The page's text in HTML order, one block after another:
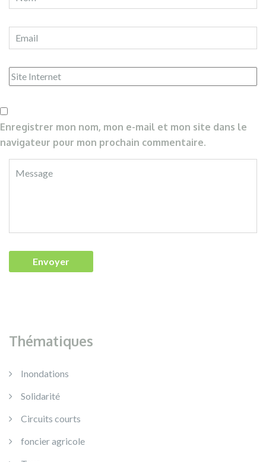
Enregistrer mon nom, mon e-mail et mon site dans le
navigateur pour mon prochain commentaire.
Thématiques
Inondations
Solidarité
Circuits courts
foncier agricole